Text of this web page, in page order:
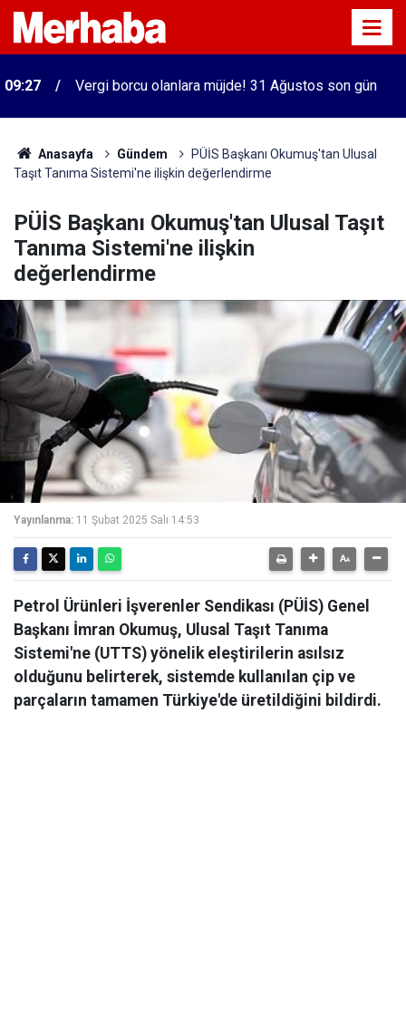
09:27 Vergi borcu olanlara müjde! 31 Ağustos son gün
Anasayfa Gündem
PÜİS Başkanı Okumuş'tan Ulusal
Taşıt Tanıma Sistemi'ne ilişkin değerlendirme
PÜİS Başkanı Okumuş'tan Ulusal Taşıt
Tanıma Sistemi'ne ilişkin
değerlendirme
Yayınlanma: 11 Şubat 2025 Salı 14:53
Petrol Ürünleri İşverenler Sendikası (PÜİS) Genel
Başkanı İmran Okumuş, Ulusal Taşıt Tanıma
Sistemi'ne (UTTS) yönelik eleştirilerin asılsız
olduğunu belirterek, sistemde kullanılan çip ve
parçaların tamamen Türkiye'de üretildiğini bildirdi.